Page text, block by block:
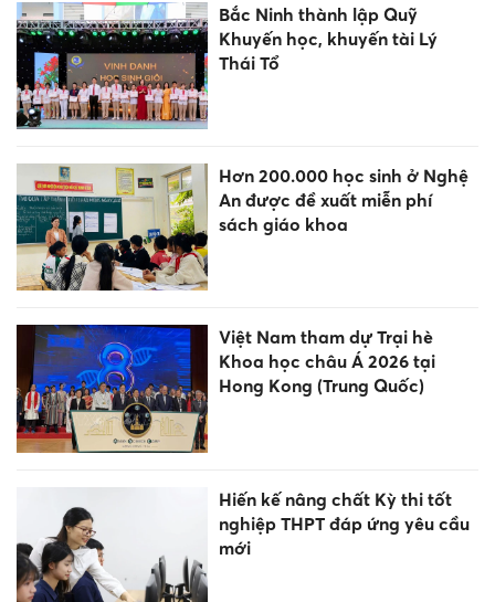
Bắc Ninh thành lập Quỹ
Khuyến học, khuyến tài Lý
Thái Tổ
Hơn 200.000 học sinh ở Nghệ
An được đề xuất miễn phí
sách giáo khoa
Việt Nam tham dự Trại hè
Khoa học châu Á 2026 tại
Hong Kong (Trung Quốc)
Hiến kế nâng chất Kỳ thi tốt
nghiệp THPT đáp ứng yêu cầu
mới